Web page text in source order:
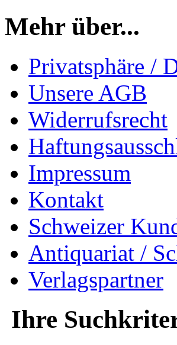
Mehr über...
Privatsphäre /
Unsere AGB
Widerrufsrecht
Impressum
Kontakt
Schweizer
Antiquariat /
Verlagspartner
Ihre